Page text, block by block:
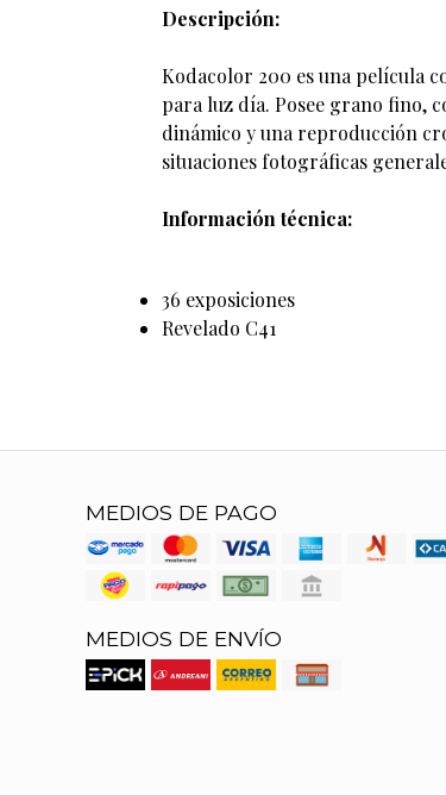
Descripción:
Kodacolor 200 es una película
para luz día. Posee grano fino,
dinámico y una reproducción
situaciones fotográficas
Información técnica:
36 exposiciones
Revelado C41
MEDIOS DE PAGO
MEDIOS DE ENVÍO